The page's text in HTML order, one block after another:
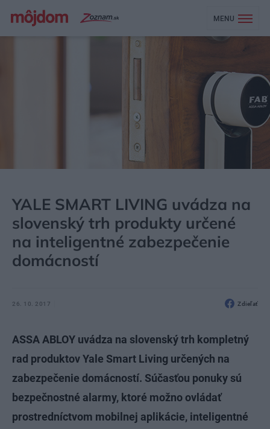
MENU
YALE SMART LIVING uvádza na
slovenský trh produkty určené
na inteligentné zabezpečenie
domácností
26. 10. 2017 Zdieľať
ASSA ABLOY uvádza na slovenský trh kompletný
rad produktov Yale Smart Living určených na
zabezpečenie domácností. Súčasťou ponuky sú
bezpečnostné alarmy, ktoré možno ovládať
prostredníctvom mobilnej aplikácie, inteligentné